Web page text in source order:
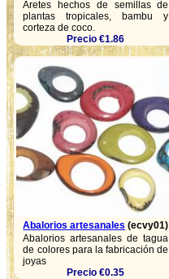
Aretes hechos de semillas de
plantas tropicales, bambu y
corteza de coco.
Precio €1.86
Abalorios artesanales (ecvy01)
Abalorios artesanales de tagua
de colores para la fabricación de
joyas
Precio €0.35